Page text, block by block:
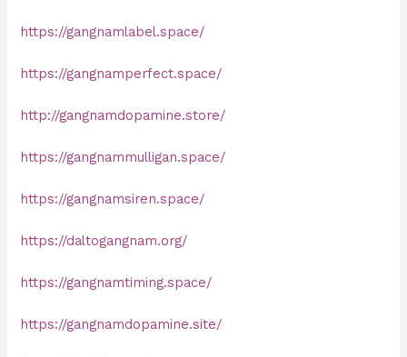
https://gangnamlabel.space/
https://gangnamperfect.space/
http://gangnamdopamine.store/
https://gangnammulligan.space/
https://gangnamsiren.space/
https://daltogangnam.org/
https://gangnamtiming.space/
https://gangnamdopamine.site/